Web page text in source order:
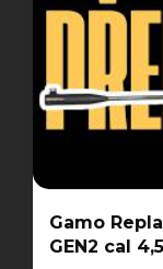
Gamo
GEN2 cal